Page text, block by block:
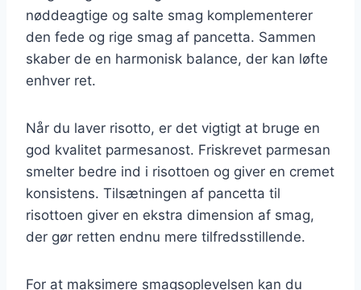
nøddeagtige og salte smag komplementerer
den fede og rige smag af pancetta. Sammen
skaber de en harmonisk balance, der kan løfte
enhver ret.
Når du laver risotto, er det vigtigt at bruge en
god kvalitet parmesanost. Friskrevet parmesan
smelter bedre ind i risottoen og giver en cremet
konsistens. Tilsætningen af pancetta til
risottoen giver en ekstra dimension af smag,
der gør retten endnu mere tilfredsstillende.
For at maksimere smagsoplevelsen kan du